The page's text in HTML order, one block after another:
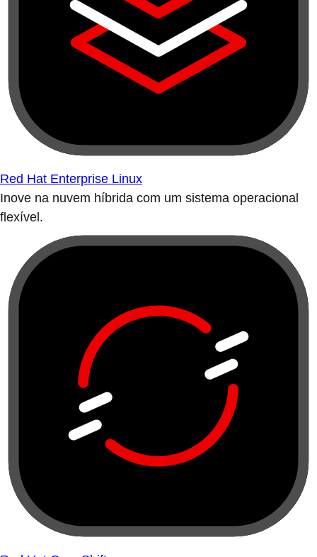
Red Hat Enterprise Linux
Inove na nuvem híbrida com um sistema operacional
flexível.